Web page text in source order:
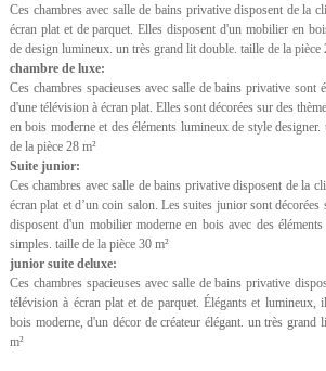
Ces chambres avec salle de bains privative disposent de la
écran plat et de parquet. Elles disposent d'un mobilier en
de design lumineux. un très grand lit double. taille de la pièce
chambre de luxe:
Ces chambres spacieuses avec salle de bains privative sont
d'une télévision à écran plat. Elles sont décorées sur des
en bois moderne et des éléments lumineux de style
de la pièce 28 m²
Suite junior:
Ces chambres avec salle de bains privative disposent de la
écran plat et d’un coin salon. Les suites junior sont décorées
disposent d'un mobilier moderne en bois avec des
simples. taille de la pièce 30 m²
junior suite deluxe:
Ces chambres spacieuses avec salle de bains privative
télévision à écran plat et de parquet. Élégants et lumineux,
bois moderne, d'un décor de créateur élégant. un très grand
m²